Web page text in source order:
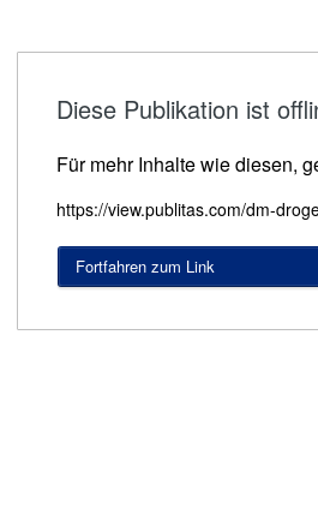
Diese Publikation ist
Für mehr Inhalte wie diesen,
https://view.publitas.com/dm-
Fortfahren zum Link